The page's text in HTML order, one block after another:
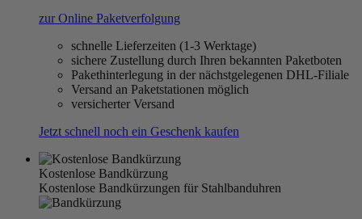
zur Online Paketverfolgung
schnelle Lieferzeiten (1-3 Werktage)
sichere Zustellung durch Ihren bekannten Paketboten
Pakethinterlegung in der nächstgelegenen DHL-Filiale
Versand an Paketstationen möglich
versicherter Versand
Jetzt schnell noch ein Geschenk kaufen
Kostenlose Bandkürzung
Kostenlose Bandkürzungen für Stahlbanduhren